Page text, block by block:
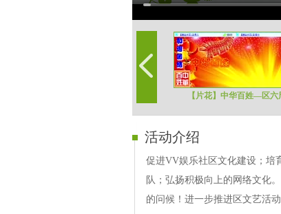
【片花】中华百姓—区
活动介绍
促进VV娱乐社区文化建设；培
队；弘扬积极向上的网络文化
的问候！进一步推进区文艺活